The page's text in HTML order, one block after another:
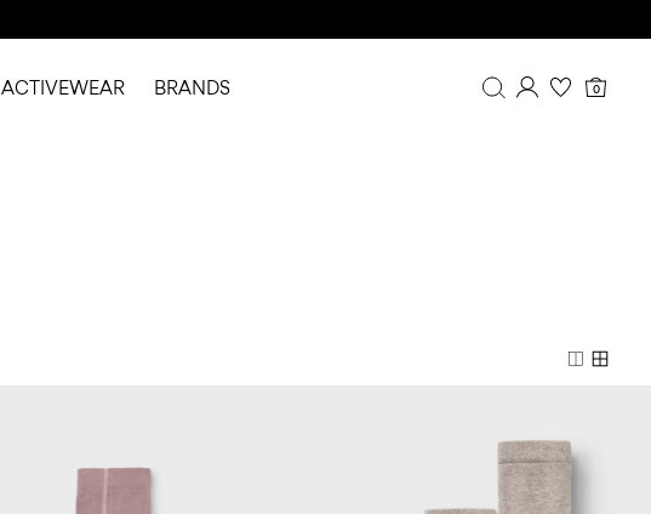
0
ACTIVEWEAR BRANDS